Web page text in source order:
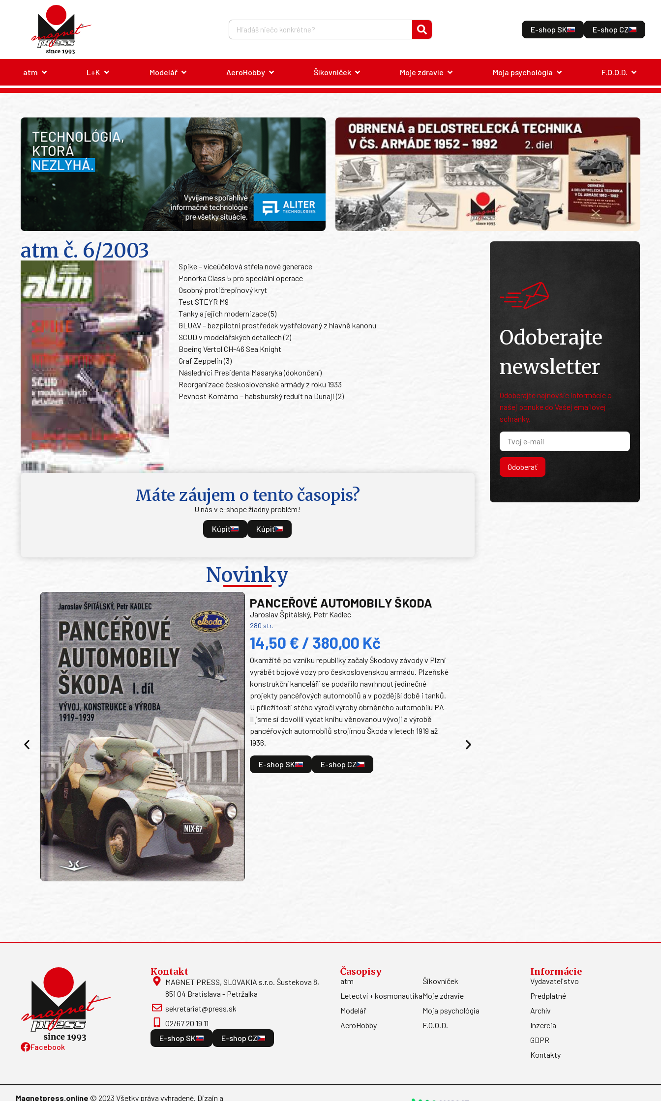
E-shop SK E-shop CZ
atm L+K Modelář AeroHobby Šikovníček Moje zdravie Moja psychológia F.O.O.D.
atm č. 6/2003
Spike – víceúčelová střela nové generace
Ponorka Class 5 pro speciální operace
Osobný protičrepinový kryt
Test STEYR M9
Tanky a jejich modernizace (5)
GLUAV – bezpilotní prostředek vystřelovaný z hlavně kanonu
SCUD v modelářských detailech (2)
Boeing Vertol CH-46 Sea Knight
Graf Zeppelin (3)
Následníci Presidenta Masaryka (dokončení)
Reorganizace československé armády z roku 1933
Pevnost Komárno – habsburský reduit na Dunaji (2)
Máte záujem o tento časopis?
U nás v e-shope žiadny problém!
Kúpiť Kúpiť
Novinky
PANCEŘOVÉ AUTOMOBILY ŠKODA
Jaroslav Špitálský, Petr Kadlec
280 str.
14,50 € / 380,00 Kč
Okamžitě po vzniku republiky začaly Škodovy závody v Plzni
vyrábět bojové vozy pro československou armádu. Plzeňské
konstrukční kanceláři se podařilo navrhnout jedinečné
projekty pancéřových automobilů a v pozdější době i tanků.
U příležitosti stého výročí výroby obrněného automobilu PA-
II jsme si dovolili vydat knihu věnovanou vývoji a výrobě
pancéřových automobilů strojírnou Škoda v letech 1919 až
1936.
E-shop SK E-shop CZ
Odoberajte
newsletter
Odoberajte najnovšie informácie o
našej ponuke do Vašej emailovej
schránky.
Odoberať
Facebook
Kontakt
MAGNET PRESS, SLOVAKIA s.r.o. Šustekova 8,
851 04 Bratislava - Petržalka
sekretariat@press.sk
02/67 20 19 11
E-shop SK
E-shop CZ
Časopisy
atm
Letectví + kosmonautika
Modelář
AeroHobby
Šikovníček
Moje zdravie
Moja psychológia
F.O.O.D.
Informácie
Vydavateľstvo
Predplatné
Archív
Inzercia
GDPR
Kontakty
Magnetpress.online © 2023 Všetky práva vyhradené. Dizajn a